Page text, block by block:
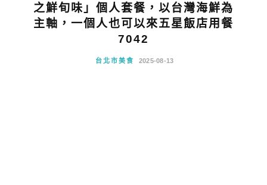
之鮮旬味」個人套餐，以台灣海鮮為
主軸，一個人也可以來五星飯店用餐
7042
台北市美食 2025-08-13